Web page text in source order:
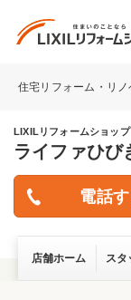
住宅リフォーム・リ
LIXILリフォームショップ
ライファひび
店舗ホーム スタ